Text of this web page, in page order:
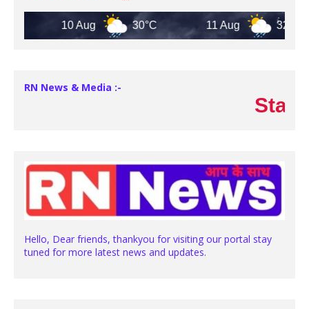
30°C 32°C
RN News & Media :-
Stay
Hello, Dear friends, thankyou for visiting our portal stay
tuned for more latest news and updates.